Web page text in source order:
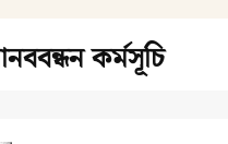
কর্মসূচি